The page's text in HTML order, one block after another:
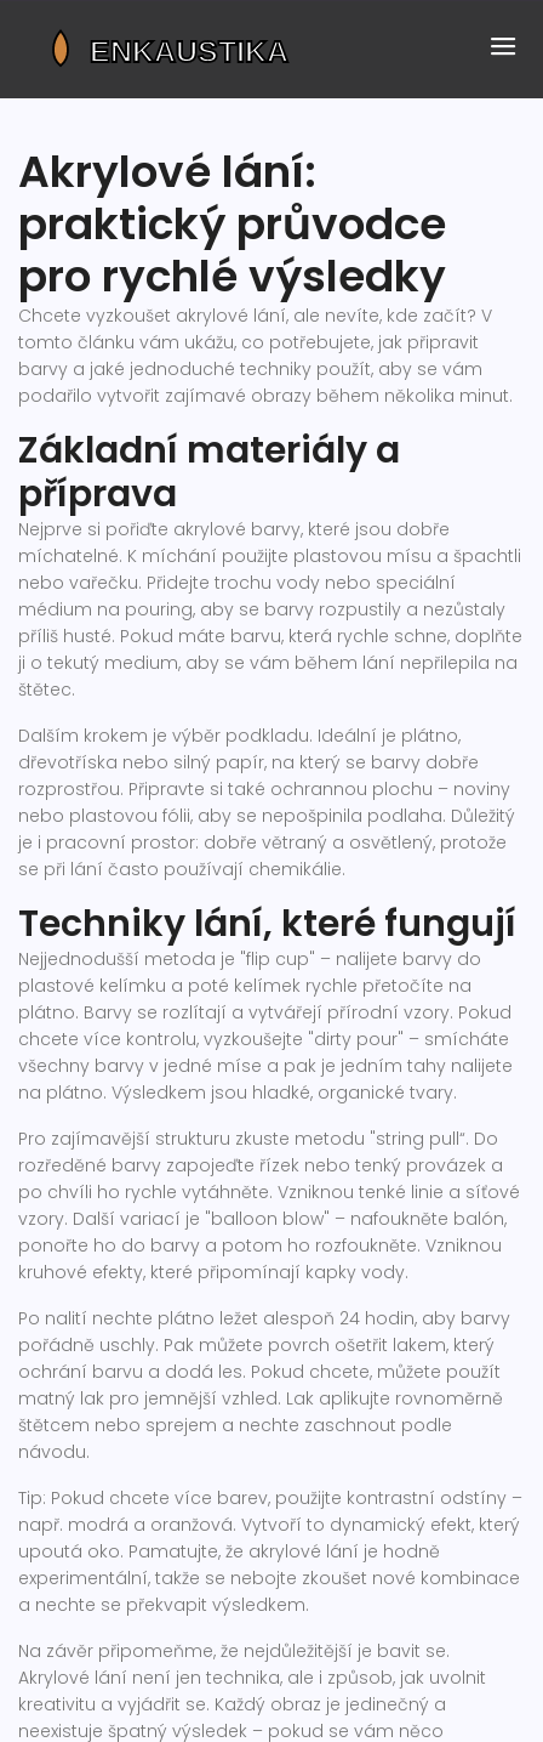
Akrylové lání:
praktický průvodce
pro rychlé výsledky
Chcete vyzkoušet akrylové lání, ale nevíte, kde začít? V
tomto článku vám ukážu, co potřebujete, jak připravit
barvy a jaké jednoduché techniky použít, aby se vám
podařilo vytvořit zajímavé obrazy během několika minut.
Základní materiály a
příprava
Nejprve si pořiďte akrylové barvy, které jsou dobře
míchatelné. K míchání použijte plastovou mísu a špachtli
nebo vařečku. Přidejte trochu vody nebo speciální
médium na pouring, aby se barvy rozpustily a nezůstaly
příliš husté. Pokud máte barvu, která rychle schne, doplňte
ji o tekutý medium, aby se vám během lání nepřilepila na
štětec.
Dalším krokem je výběr podkladu. Ideální je plátno,
dřevotříska nebo silný papír, na který se barvy dobře
rozprostřou. Připravte si také ochrannou plochu – noviny
nebo plastovou fólii, aby se nepošpinila podlaha. Důležitý
je i pracovní prostor: dobře větraný a osvětlený, protože
se při lání často používají chemikálie.
Techniky lání, které fungují
Nejjednodušší metoda je "flip cup" – nalijete barvy do
plastové kelímku a poté kelímek rychle přetočíte na
plátno. Barvy se rozlítají a vytvářejí přírodní vzory. Pokud
chcete více kontrolu, vyzkoušejte "dirty pour" – smícháte
všechny barvy v jedné míse a pak je jedním tahy nalijete
na plátno. Výsledkem jsou hladké, organické tvary.
Pro zajímavější strukturu zkuste metodu "string pull“. Do
rozředěné barvy zapojeďte řízek nebo tenký provázek a
po chvíli ho rychle vytáhněte. Vzniknou tenké linie a síťové
vzory. Další variací je "balloon blow" – nafoukněte balón,
ponořte ho do barvy a potom ho rozfoukněte. Vzniknou
kruhové efekty, které připomínají kapky vody.
Po nalití nechte plátno ležet alespoň 24 hodin, aby barvy
pořádně uschly. Pak můžete povrch ošetřit lakem, který
ochrání barvu a dodá les. Pokud chcete, můžete použít
matný lak pro jemnější vzhled. Lak aplikujte rovnoměrně
štětcem nebo sprejem a nechte zaschnout podle
návodu.
Tip: Pokud chcete více barev, použijte kontrastní odstíny –
např. modrá a oranžová. Vytvoří to dynamický efekt, který
upoutá oko. Pamatujte, že akrylové lání je hodně
experimentální, takže se nebojte zkoušet nové kombinace
a nechte se překvapit výsledkem.
Na závěr připomeňme, že nejdůležitější je bavit se.
Akrylové lání není jen technika, ale i způsob, jak uvolnit
kreativitu a vyjádřit se. Každý obraz je jedinečný a
neexistuje špatný výsledek – pokud se vám něco